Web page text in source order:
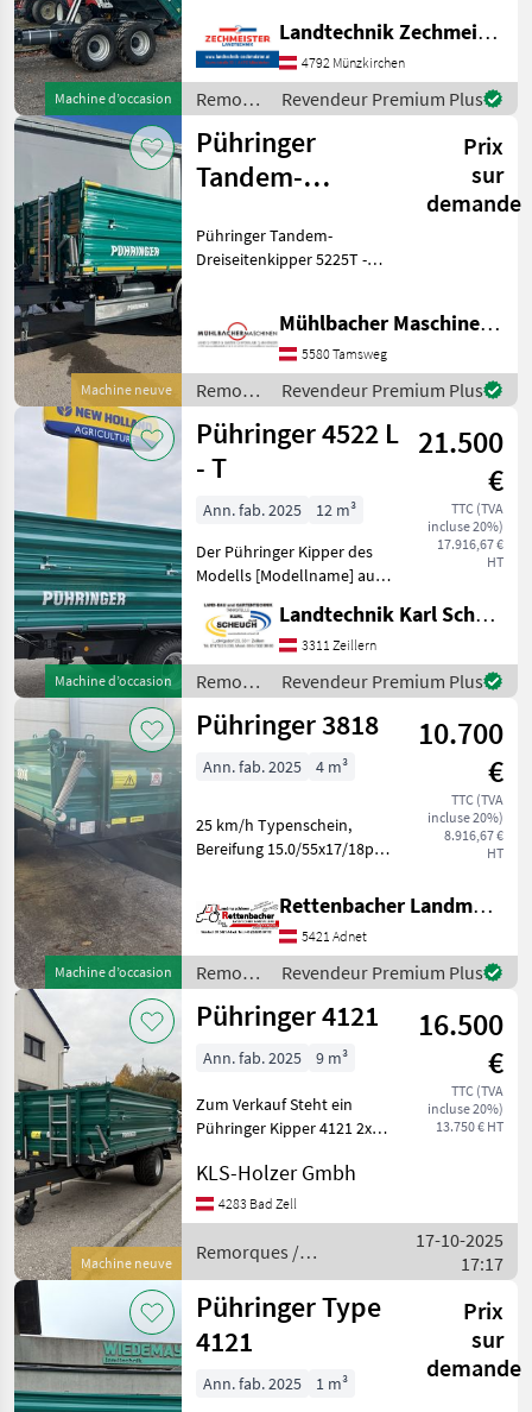
Machine d’occasion
DL mit ALB
Grundbordwand 800
Aufsatzwand 800 Heckwand
hydraulisch Doppelwirkend
Kor
Landtechnik Zechmeister GmbH & Co KG
4792 Münzkirchen
Remorques
/
Pühringer
Revendeur Premium Plus
Machine neuve
Pühringer
Tandem-
5225T 21to
5,2x2,4/2,48m
Prix
sur
demande
Pühringer Tandem-
Dreiseitenkipper 5225T -
Kupplung) - Eigengewicht
5.120kg - Nutzlast 15.880kg
- Plateau
5200x2400/2480mm
Mühlbacher Maschinen GmbH
5580 Tamsweg
Remorques
/
Pühringer
Revendeur Premium Plus
Machine d’occasion
Pühringer 4522 L
- T
21.500
€
TTC (TVA
incluse 20%)
17.916,67 €
HT
Ann. fab. 2025
12 m³
Der Pühringer Kipper des
Modells [Modellname] aus
dem Baujahr 2025 ist ein
leistungsstarker und
zuverlässiger Anhänger,
ideal für den
anspruchsvollen Einsatz in
der
Landtechnik Karl Scheuch
3311 Zeillern
Remorques
/
Pühringer
Revendeur Premium Plus
Machine d’occasion
Pühringer 3818
10.700
€
TTC (TVA
incluse 20%)
8.916,67 €
HT
Ann. fab. 2025 4 m³
25 km/h Typenschein,
Bereifung 15.0/55x17/18pr,
Hydr. Bremse, Haken für
Viehaufsatzwände auf
Grundbordwand,
RAL7016/6026 Essieux
(nombre): 1 ess
Rettenbacher Landmaschinen
5421 Adnet
Remorques
/
Pühringer
Revendeur Premium Plus
Machine neuve
Pühringer 4121
16.500
€
TTC (TVA
incluse 20%)
13.750 € HT
Ann. fab. 2025 9 m³
Zum Verkauf Steht ein
Pühringer Kipper 4121 2x
500/50-17 Hydr Bremse
Bremsventil
Kornauslaufgosse Bitte vor
Besichtigung Telefonisch
KLS-Holzer Gmbh
4283 Bad Zell
Remorques /
Pühringer
17-10-2025
17:17
Pühringer Type
4121
Prix
sur
demande
Ann. fab. 2025
1 m³